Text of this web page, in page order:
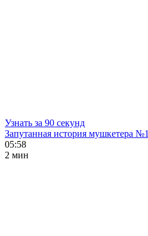
Узнать за 90 секунд
Запутанная история мушкетера №1
05:58
2 мин